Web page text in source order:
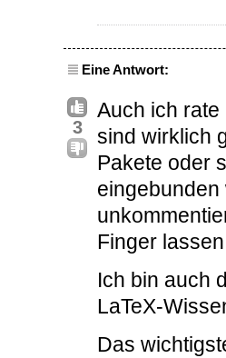
Eine Antwort:
3
Auch ich
sind wirklich
Pakete oder
eingebunden
Finger
Ich bin auch
LaTeX-
Das